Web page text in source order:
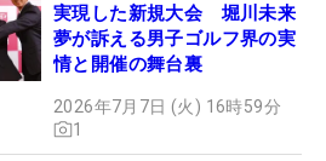
実現した新規大会 堀川未来
夢が訴える男子ゴルフ界の実
情と開催の舞台裏
2026年7月7日 (火) 16時59分
1